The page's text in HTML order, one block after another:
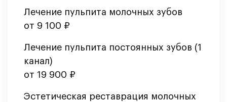
Лечение пульпита молочных зубов
от 9 100 ₽
Лечение пульпита постоянных зубов (1
канал)
от 19 900 ₽
Эстетическая реставрация молочных